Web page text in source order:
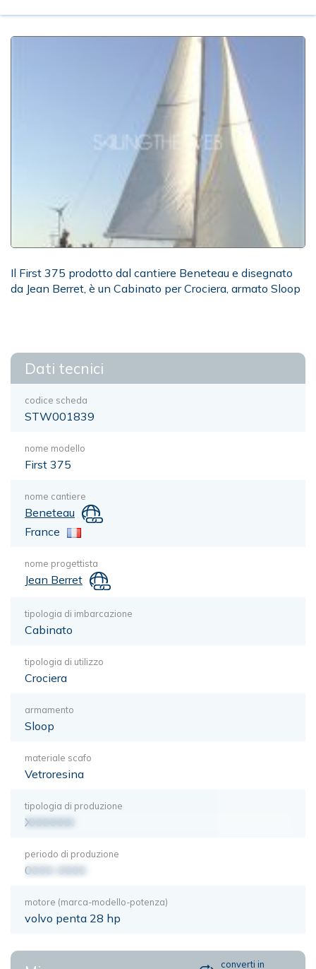
Il First 375 prodotto dal cantiere Beneteau e disegnato
da Jean Berret, è un Cabinato per Crociera, armato Sloop
Dati tecnici
codice scheda
STW001839
nome modello
First 375
nome cantiere
Beneteau
France
nome progettista
Jean Berret
tipologia di imbarcazione
Cabinato
tipologia di utilizzo
Crociera
armamento
Sloop
materiale scafo
Vetroresina
tipologia di produzione
XXXXXXX
periodo di produzione
0000-0000
motore (marca-modello-potenza)
volvo penta 28 hp
converti in